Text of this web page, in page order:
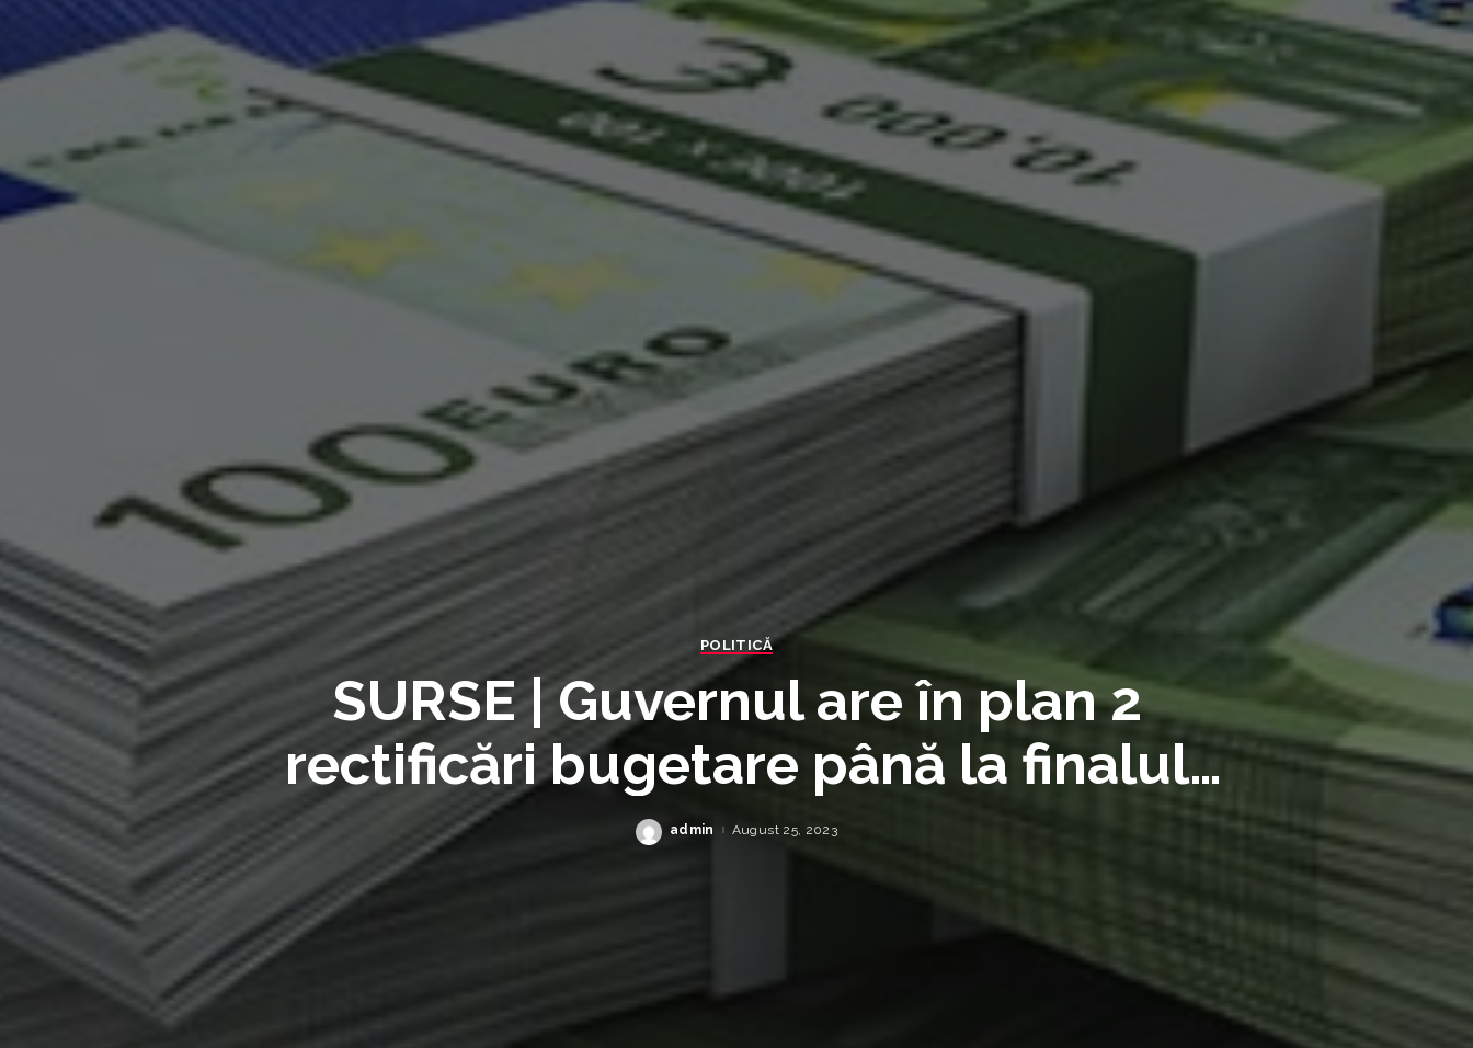
POLITICĂ
SURSE | Guvernul are în plan 2
rectificări bugetare până la finalul
anului. Cei mai mulți bani vor merge
la Dezvoltare și Transporturi SURSE
Posted
admin August 25, 2023